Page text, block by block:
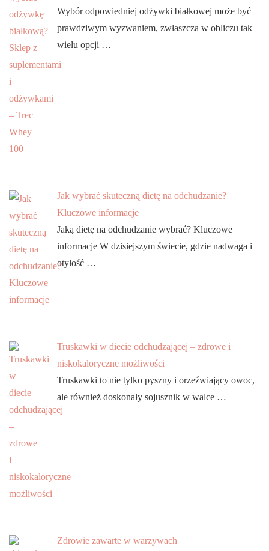
Wybór odpowiedniej odżywki białkowej może być
prawdziwym wyzwaniem, zwłaszcza w obliczu tak
wielu opcji …
Jak wybrać skuteczną dietę na odchudzanie?
Kluczowe informacje
Jaką dietę na odchudzanie wybrać? Kluczowe
informacje W dzisiejszym świecie, gdzie nadwaga i
otyłość …
Truskawki w diecie odchudzającej – zdrowe i
niskokaloryczne możliwości
Truskawki to nie tylko pyszny i orzeźwiający owoc,
ale również doskonały sojusznik w walce …
Zdrowie zawarte w warzywach